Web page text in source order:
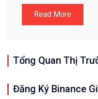
Read More
Tổng Quan Thị
Đăng Ký Binance